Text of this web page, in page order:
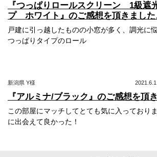
『つっぱりロールスクリーン 1級遮
プ ホワイト』のご感想を頂きました
戸建に引っ越したものの小窓が多く、調光に
つっぱりタイプのロール
新潟県 Y様 2021.6.1
『アルミナ/ブラック』のご感想を頂
この部屋にマッチしてとても気に入っており
に出会えて良かった！